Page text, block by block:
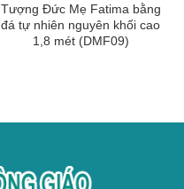
Tượng Đức Mẹ Fatima bằng
đá tự nhiên nguyên khối cao
1,8 mét (DMF09)